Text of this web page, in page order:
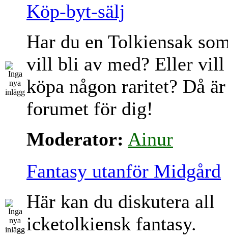
Köp-byt-sälj
Har du en Tolkiensak
vill bli av med? Eller vill
köpa någon raritet? Då
forumet för dig!
Moderator: Ainur
Fantasy utanför Midgård
Här kan du diskutera all
icketolkiensk fantasy.